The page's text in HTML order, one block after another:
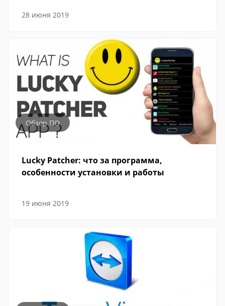
28 июня 2019
Обзор ПО
Lucky Patcher: что за программа,
особенности установки и работы
19 июня 2019